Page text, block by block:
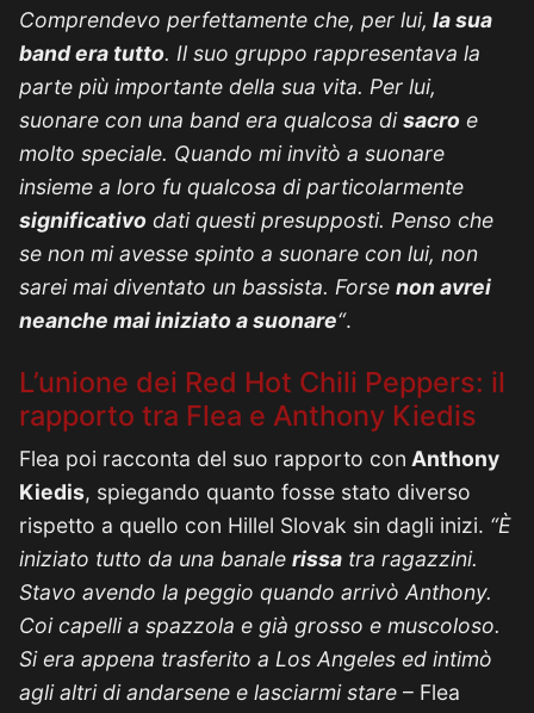
Comprendevo perfettamente che, per lui, la sua
band era tutto. Il suo gruppo rappresentava la
parte più importante della sua vita. Per lui,
suonare con una band era qualcosa disacro e
molto speciale. Quando mi invitò a suonare
insieme a loro fu qualcosa di particolarmente
significativo dati questi presupposti. Penso che
se non mi avesse spinto a suonare con lui, non
sarei mai diventato un bassista. Forse non avrei
neanche mai iniziato a suonare“.
L’unione dei Red Hot Chili Peppers: il
rapporto tra Flea e Anthony Kiedis
Flea poi racconta del suo rapporto con Anthony
Kiedis, spiegando quanto fosse stato diverso
rispetto a quello con Hillel Slovak sin dagli inizi. “È
iniziato tutto da una banale rissa tra ragazzini.
Stavo avendo la peggio quando arrivò Anthony.
Coi capelli a spazzola e già grosso e muscoloso.
Si era appena trasferito a Los Angeles ed intimò
agli altri di andarsene e lasciarmi stare – Flea